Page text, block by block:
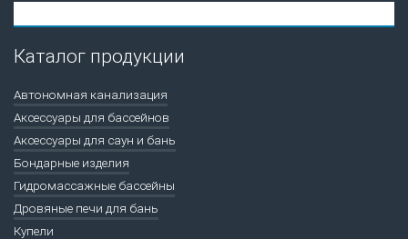
Каталог продукции
Автономная канализация
Аксессуары для бассейнов
Аксессуары для саун и бань
Бондарные изделия
Гидромассажные бассейны
Дровяные печи для бань
Купели